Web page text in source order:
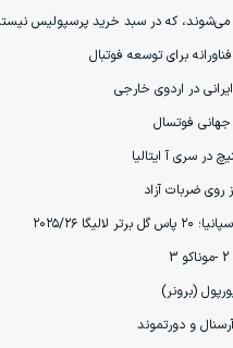
می‌شوند، که در سبد خرید پرسپولیس
برای توسعه فوتبال
در اردوی خارجی
جهانی فوتسال
در سری آ ایتالیا
روی ضربات آزاد
۲۰۲۵/۲۶
(برونر)
و دورتموند